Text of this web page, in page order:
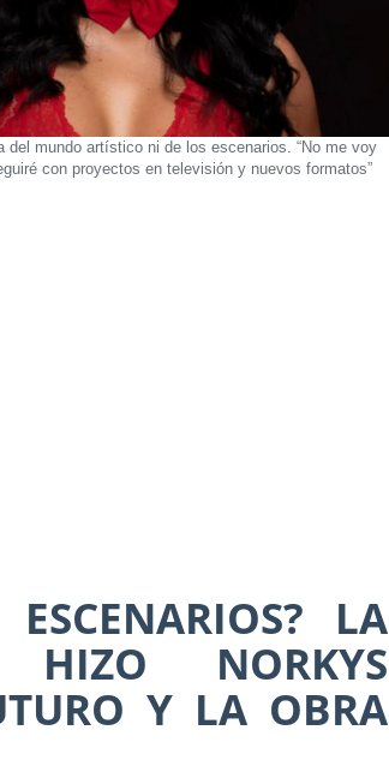
del mundo artístico ni de los escenarios. “No me voy
con proyectos en televisión y nuevos formatos”
LA
HIZO NORKYS
Y LA OBRA